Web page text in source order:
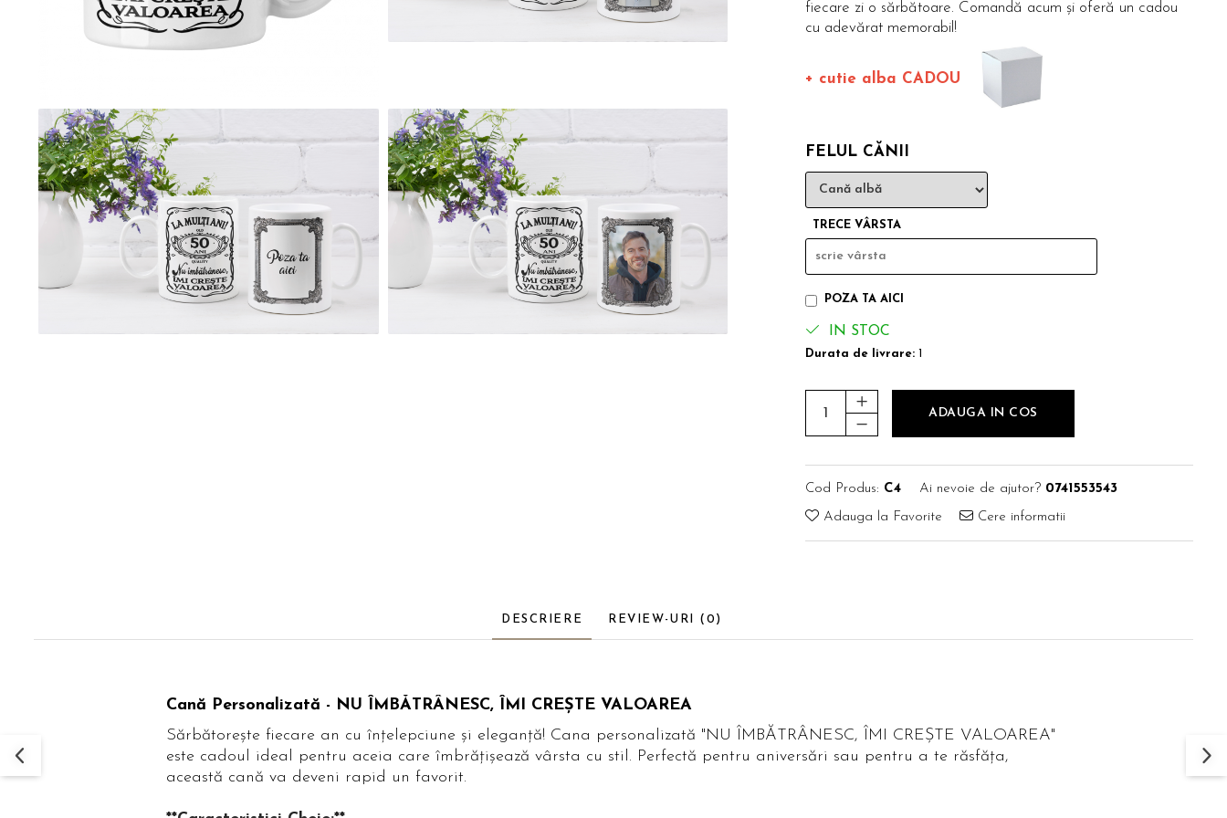
Puzzle personalizat
Rame foto personalizate
Sort personalizat
Tricouri personalizate
Pix personalizat
Set cadou
Tavita de mot
fiecare zi o sărbătoare. Comandă acum și oferă un cadou
cu adevărat memorabil!
+ cutie alba CADOU
FELUL CĂNII
TRECE VÂRSTA
POZA TA AICI
IN STOC
Durata de livrare: 1
ADAUGA IN COS
Cod Produs: C4 Ai nevoie de ajutor? 0741553543
Adauga la Favorite Cere informatii
DESCRIERE REVIEW-URI (0)
Cană Personalizată - NU ÎMBĂTRÂNESC, ÎMI CREȘTE VALOAREA
Sărbătorește fiecare an cu înțelepciune și eleganță! Cana personalizată "NU ÎMBĂTRÂNESC, ÎMI CREȘTE VALOAREA"
este cadoul ideal pentru aceia care îmbrățișează vârsta cu stil. Perfectă pentru aniversări sau pentru a te răsfăța,
această cană va deveni rapid un favorit.